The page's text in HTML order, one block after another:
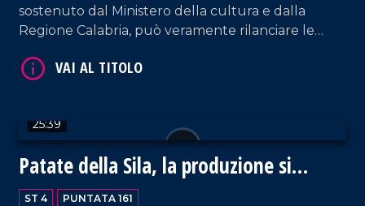
sostenuto dal Ministero della cultura e dalla
Regione Calabria, può veramente rilanciare le
investimenti per riportare alla luce l'antica città
progetto, Antonio Senatore.
25:39
Patate della Sila, la produzione si
(r)innova
ST 4 PUNTATA 161